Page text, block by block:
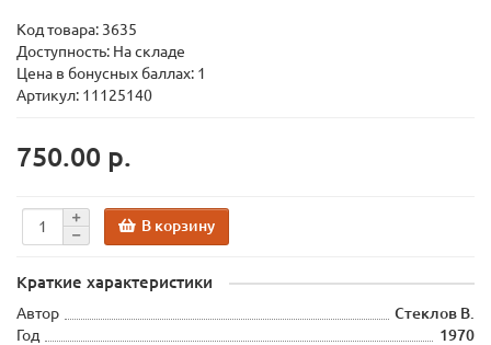
Код товара: 3635
Доступность: На складе
Цена в бонусных баллах: 1
Артикул: 11125140
750.00 р.
В корзину
Краткие характеристики
Автор
Стеклов В.
Год
1970